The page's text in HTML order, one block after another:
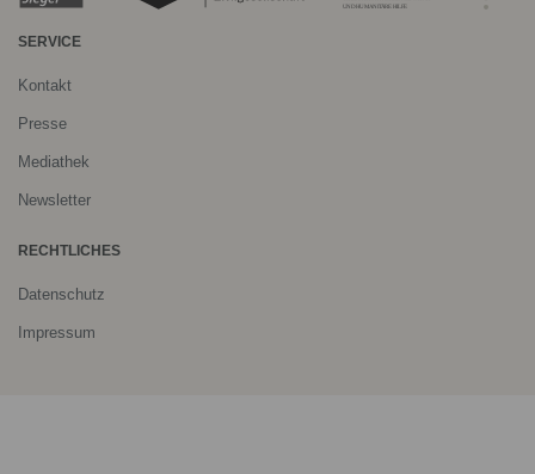
SERVICE
Kontakt
Presse
Mediathek
Newsletter
RECHTLICHES
Datenschutz
Impressum